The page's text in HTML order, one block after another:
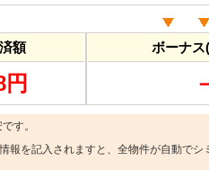
額 ボーナス
す。
報を記入されますと、全物件が自動でシ